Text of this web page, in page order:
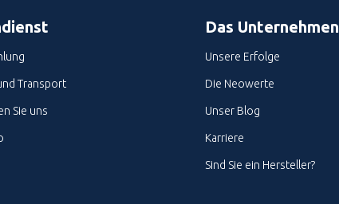
Transport
Sie uns
Das Unternehmen
Unsere Erfolge
Die Neowerte
Unser Blog
Karriere
Sind Sie ein Hersteller?